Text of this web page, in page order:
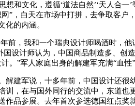
想和文化，遵循‘道法自然’‘天人合
”，白天在市场中打拼，去争取客
化的内涵。
前，我和一个瑞典设计师喝酒时，
设计师认为，中国商品制造多、
。”军人家庭出身的解建军充满“血
解建军说，十多年前，中国设计还
训，在与国外同行的交流中，东道
作品参展。去年首次参选德国红点